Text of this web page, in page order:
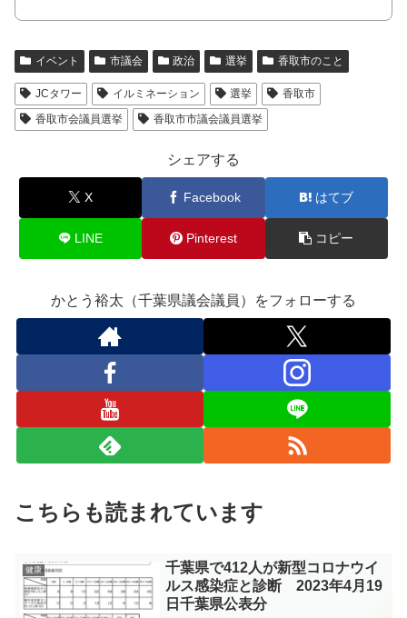
イベント 市議会 政治 選挙 香取市のこと
JCタワー イルミネーション 選挙
香取市
香取市会議員選挙
香取市市議会議員選挙
シェアする
X Facebook はてブ
LINE Pinterest コピー
かとう裕太（千葉県議会議員）をフォローする
こちらも読まれています
健康
千葉県で412人が新型コロナウイ
ルス感染症と診断 2023年4月19
日千葉県公表分